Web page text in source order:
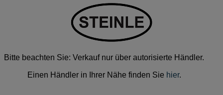
Bitte beachten Sie: Verkauf nur über autorisierte Händler.
Einen Händler in Ihrer Nähe finden Sie hier.